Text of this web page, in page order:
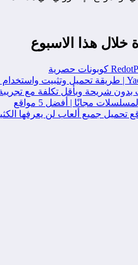
خلال هذا الاسبوع
شريحة وبأقل تكلفة مع
مجانًا | أفضل 5 مواقع
تحميل جميع ألعاب لن يعرفها